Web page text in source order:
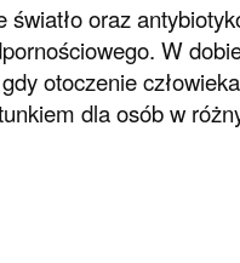
oraz
W
otoczenie
dla osób w